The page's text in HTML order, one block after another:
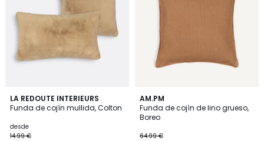
LA REDOUTE INTERIEURS
Funda de cojín mullida, Colton
desde
14.99 €
4,8
/ 5
4
Colores
AM.PM
Funda de cojín de lino grueso,
Boreo
64.99 €
2
/
5
7
Colores